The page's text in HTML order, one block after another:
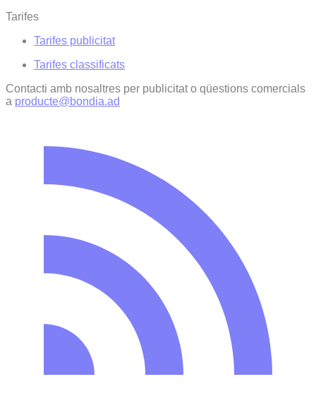
Tarifes
Tarifes publicitat
Tarifes classificats
Contacti amb nosaltres per publicitat o qüestions comercials
a producte@bondia.ad